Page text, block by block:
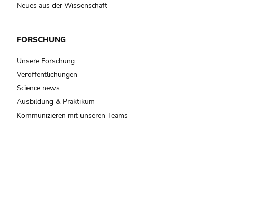
Neues aus der Wissenschaft
FORSCHUNG
Unsere Forschung
Veröffentlichungen
Science news
Ausbildung & Praktikum
Kommunizieren mit unseren Teams